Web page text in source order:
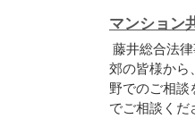
マンション
藤井総合法
郊の皆様から
野でのご相談
でご相談くだ